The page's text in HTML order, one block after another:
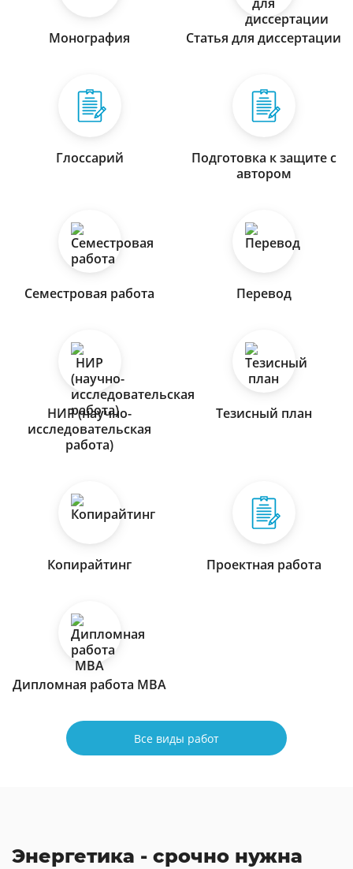
Монография Статья для диссертации
Глоссарий
Подготовка к защите с
автором
Семестровая работа Перевод
НИР (научно-
исследовательская
работа)
Тезисный план
Копирайтинг Проектная работа
Дипломная работа МВА
Все виды работ
Энергетика - срочно нужна